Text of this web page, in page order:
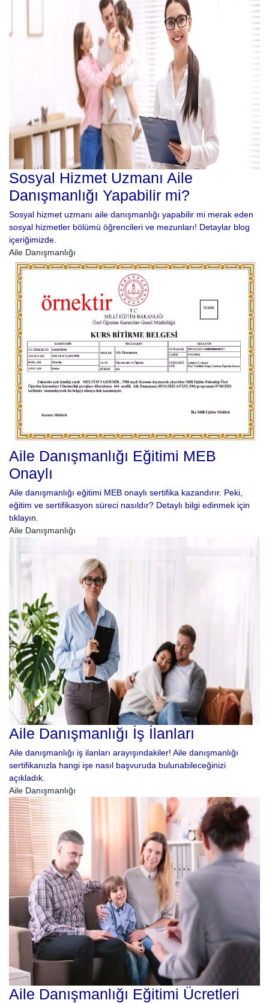
Sosyal Hizmet Uzmanı Aile
Danışmanlığı Yapabilir mi?
Sosyal hizmet uzmanı aile danışmanlığı yapabilir mi merak eden
sosyal hizmetler bölümü öğrencileri ve mezunları! Detaylar blog
içeriğimizde.
Aile Danışmanlığı
Aile Danışmanlığı Eğitimi MEB
Onaylı
Aile danışmanlığı eğitimi MEB onaylı sertifika kazandırır. Peki,
eğitim ve sertifikasyon süreci nasıldır? Detaylı bilgi edinmek için
tıklayın.
Aile Danışmanlığı
Aile Danışmanlığı İş İlanları
Aile danışmanlığı iş ilanları arayışındakiler! Aile danışmanlığı
sertifikanızla hangi işe nasıl başvuruda bulunabileceğinizi
açıkladık.
Aile Danışmanlığı
Aile Danışmanlığı Eğitimi Ücretleri